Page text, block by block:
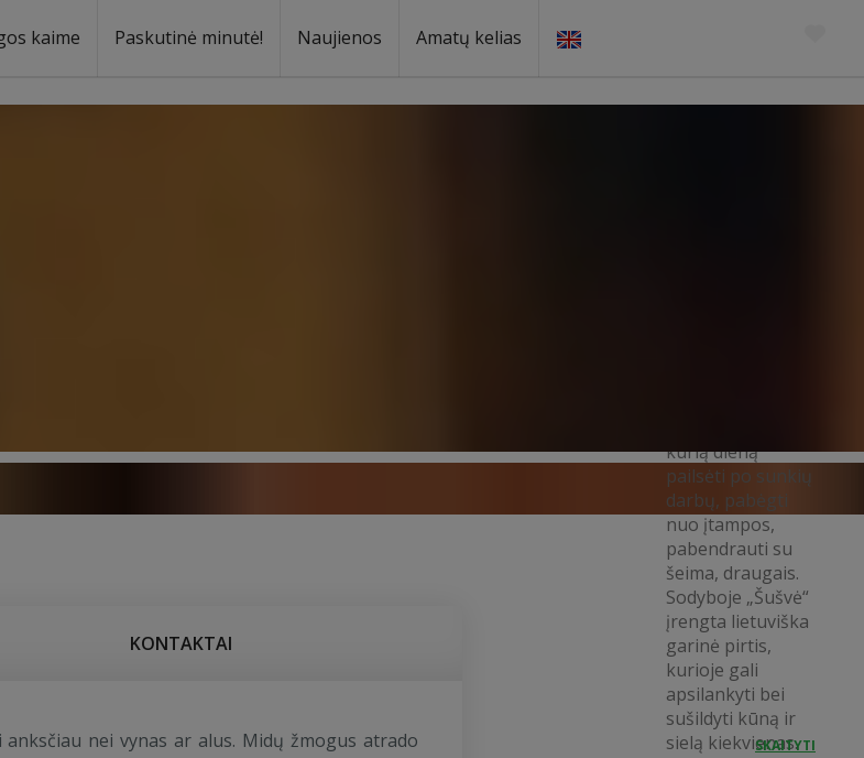
kaime Paskutinė minutė! Naujienos Amatų kelias
KONTAKTAI
nei vynas ar alus. Midų žmogus atrado
kurią dieną
pailsėti po sunkių
darbų, pabėgti
nuo įtampos,
pabendrauti su
šeima, draugais.
Sodyboje „Šušvė“
įrengta lietuviška
garinė pirtis,
kurioje gali
apsilankyti bei
sušildyti kūną ir
sielą kiekvienas.
SKAITYTI